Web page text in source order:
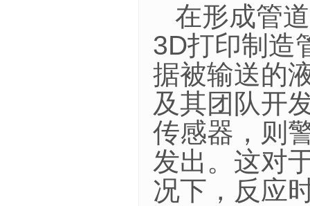
在形成管
3D打印制造
据被输送的
及其团队开
传感器，则
发出。这对
况下，反应